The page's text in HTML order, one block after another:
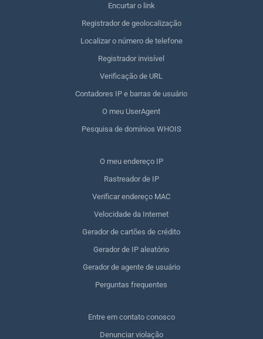
Encurtar o link
Registrador de geolocalização
Localizar o número de telefone
Registrador invisível
Verificação de URL
Contadores IP e barras de usuário
O meu UserAgent
Pesquisa de domínios WHOIS
O meu endereço IP
Rastreador de IP
Verificar endereço MAC
Velocidade da Internet
Gerador de cartões de crédito
Gerador de IP aleatório
Gerador de agente de usuário
Perguntas frequentes
Entre em contato conosco
Denunciar violação